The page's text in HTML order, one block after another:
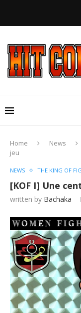
Home News
jeu
NEWS THE KING OF
[KOF I] Une
written by Bachaka